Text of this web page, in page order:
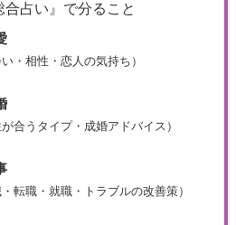
合占い』で分ること
い・相性・恋人の気持ち）
が合うタイプ・成婚アドバイス）
・転職・就職・トラブルの改善策）